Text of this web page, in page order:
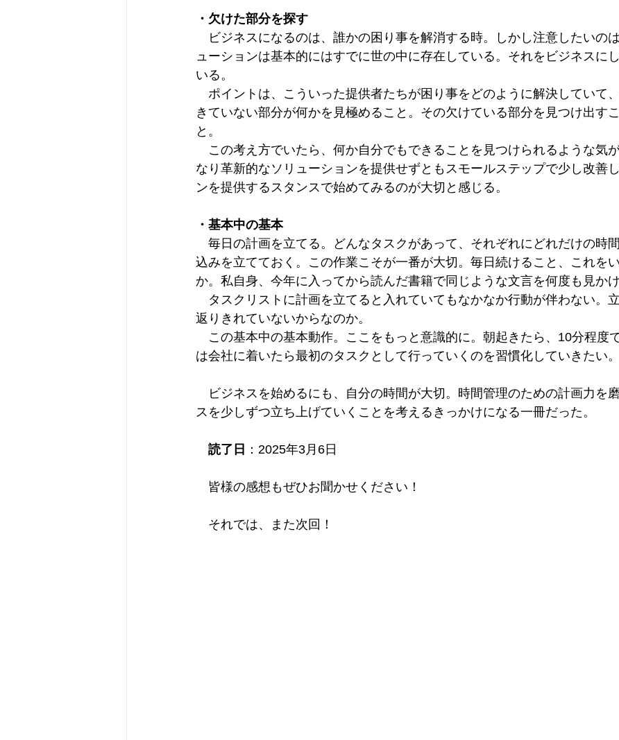
・欠けた部分を探す
ビジネスになるのは、誰かの困り事を解消する時。しかし注意したいの
ューションは基本的にはすでに世の中に存在している。それをビジネスに
いる。
ポイントは、こういった提供者たちが困り事をどのように解決していて
きていない部分が何かを見極めること。その欠けている部分を見つけ出す
と。
この考え方でいたら、何か自分でもできることを見つけられるような気
なり革新的なソリューションを提供せずともスモールステップで少し改善
ンを提供するスタンスで始めてみるのが大切と感じる。
・基本中の基本
毎日の計画を立てる。どんなタスクがあって、それぞれにどれだけの時
込みを立てておく。この作業こそが一番が大切。毎日続けること、これを
か。私自身、今年に入ってから読んだ書籍で同じような文言を何度も見かけ
タスクリストに計画を立てると入れていてもなかなか行動が伴わない。
返りきれていないからなのか。
この基本中の基本動作。ここをもっと意識的に。朝起きたら、10分程度
は会社に着いたら最初のタスクとして行っていくのを習慣化していきたい。
ビジネスを始めるにも、自分の時間が大切。時間管理のための計画力を
スを少しずつ立ち上げていくことを考えるきっかけになる一冊だった。
読了日 ：2025年3月6日
皆様の感想もぜひお聞かせください！
それでは、また次回！